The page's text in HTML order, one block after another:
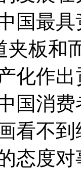
国最
夹板和
化作
国消
看不
态度